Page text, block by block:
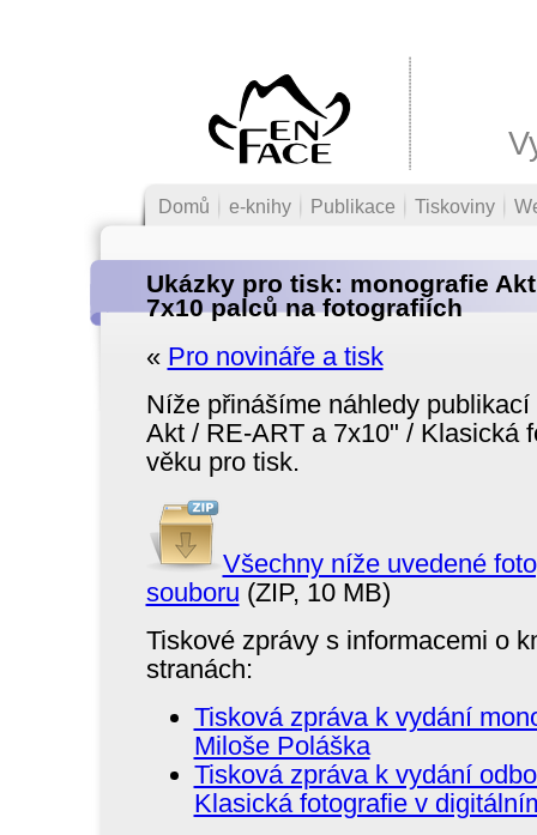
Domů e-knihy Publikace Tiskoviny
Ukázky pro tisk: monografie
7x10 palců na fotografiích
« Pro novináře a tisk
Níže přinášíme náhledy
Akt / RE-ART a 7x10" / Klasická
věku pro tisk.
Všechny níže uvedené
souboru (ZIP, 10 MB)
Tiskové zprávy s informacemi o
stranách:
Tisková zpráva k vydání
Miloše Poláška
Tisková zpráva k vydání
Klasická fotografie v